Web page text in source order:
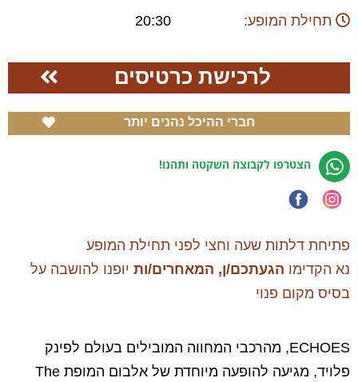
תחילת המופע: 20:30
לרכישת כרטיסים
חברי ההיכל נהנים יותר
הצטרפו לקבוצה השקטה ותהנו!
פתיחת דלתות שעה וחצי לפני תחילת המופע
נא הקדימו הגעתכם/ן, המאחרים/ות יופנו להושבה על
בסיס מקום פנוי
ECHOES, מהרכבי המחווה המובילים בעולם לפינק
פלויד, מגיעה להופעה מיוחדת של אלבום המופת The